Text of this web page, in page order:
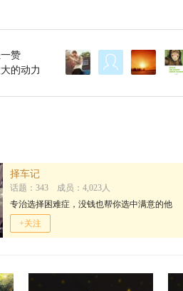
赞
的动力
择车记
话题：343 成员：4,023人
专治选择困难症，没钱也帮你选中满意的他
+关注